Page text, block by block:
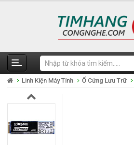
Linh Kiện Máy Tính Ổ Cứng Lưu Trữ